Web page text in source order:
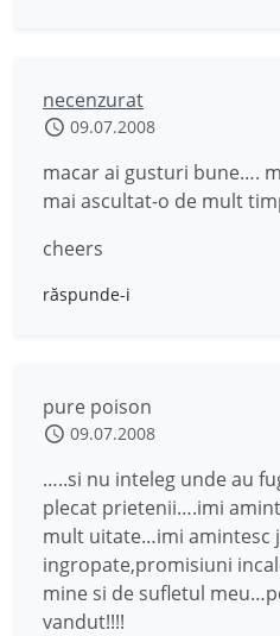
necenzurat
09.07.2008
macar ai gusturi bune….
mai ascultat-o de mult
cheers
răspunde-i
pure poison
09.07.2008
…..si nu inteleg unde au
plecat prietenii….imi
mult uitate…imi amintesc
ingropate,promisiuni
mine si de sufletul
vandut!!!!